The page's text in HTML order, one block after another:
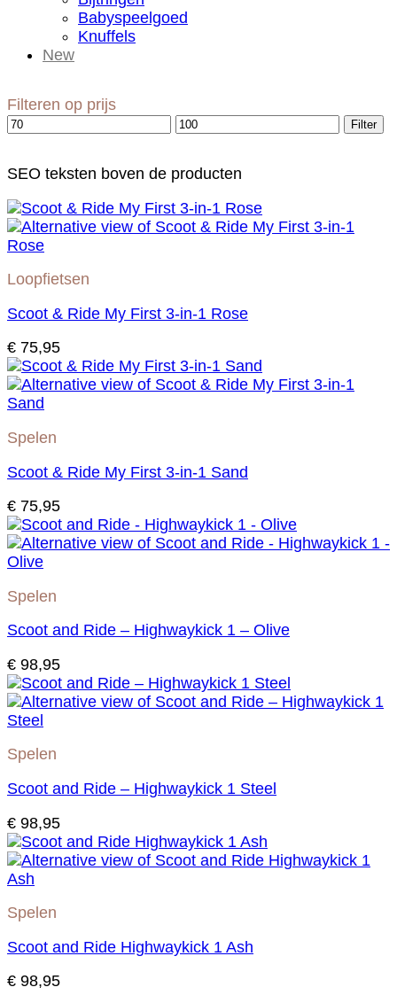
Babyspeelgoed
Knuffels
New
Filteren op prijs
Min.
Max.
Filter
SEO teksten boven de producten
Loopfietsen
Scoot & Ride My First 3-in-1 Rose
€ 75,95
Spelen
Scoot & Ride My First 3-in-1 Sand
€ 75,95
Spelen
Scoot and Ride – Highwaykick 1 – Olive
€ 98,95
Spelen
Scoot and Ride – Highwaykick 1 Steel
€ 98,95
Spelen
Scoot and Ride Highwaykick 1 Ash
€ 98,95